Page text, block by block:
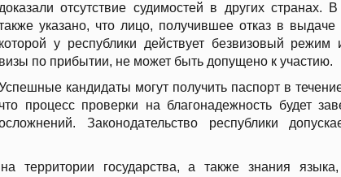
доказали отсутствие судимостей в других странах.
указано, что лицо, получившее отказ в
которой у республики действует безвизовый
визы по прибытии, не может быть допущено к участию.
кандидаты могут получить паспорт в
что процесс проверки на благонадежность будет
Законодательство республики
территории государства, а также знания